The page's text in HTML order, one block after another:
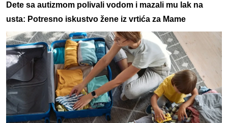
Dete sa autizmom polivali vodom i mazali mu lak na
usta: Potresno iskustvo žene iz vrtića za Mame